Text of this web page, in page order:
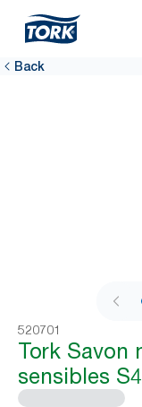
Back
520701
Tork Savon
sensibles S4